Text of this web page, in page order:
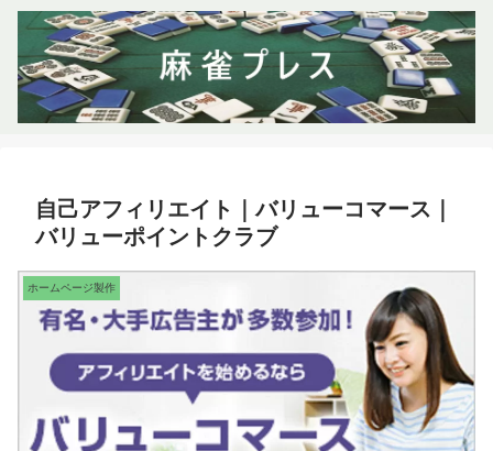
自己アフィリエイト｜バリューコマース｜
バリューポイントクラブ
ホームページ製作